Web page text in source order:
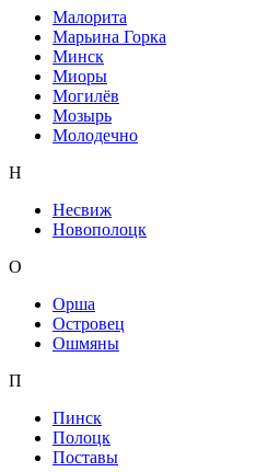
Малорита
Марьина Горка
Минск
Миоры
Могилёв
Мозырь
Молодечно
Н
Несвиж
Новополоцк
О
Орша
Островец
Ошмяны
П
Пинск
Полоцк
Поставы